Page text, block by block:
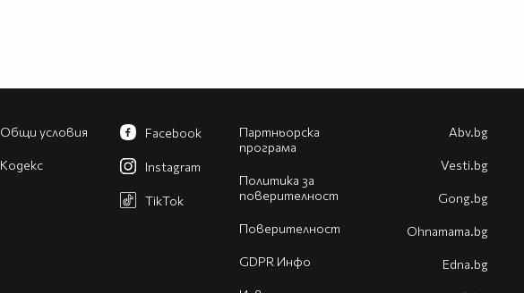
Общи условия
Кодекс
Партньорска
програма
Политика за
поверителност
Поверителност
GDPR Инфо
Facebook
Instagram
TikTok
Abv.bg
Vesti.bg
Gong.bg
Оhnamama.bg
Edna.bg